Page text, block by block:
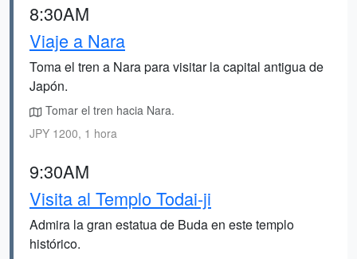
8:30AM
Viaje a Nara
Toma el tren a Nara para visitar la capital antigua de
Japón.
Tomar el tren hacia Nara.
JPY 1200, 1 hora
9:30AM
Visita al Templo Todai-ji
Admira la gran estatua de Buda en este templo
histórico.